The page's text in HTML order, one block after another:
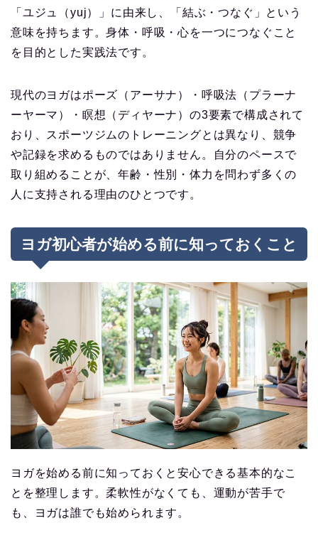
「ユジュ（yuj）」に由来し、「結ぶ・つなぐ」という
意味を持ちます。身体・呼吸・心を一つにつなぐこと
を目的とした実践法です。
現代のヨガはポーズ（アーサナ）・呼吸法（プラーナ
ーヤーマ）・瞑想（ディヤーナ）の3要素で構成されて
おり、スポーツジムのトレーニングとは異なり、競争
や記録を求めるものではありません。自分のペースで
取り組めることが、年齢・性別・体力を問わず多くの
人に支持される理由のひとつです。
ヨガ初心者が始める前に知っておくこと
ヨガを始める前に知っておくと安心できる基本的なこ
とを整理します。柔軟性がなくても、運動が苦手で
も、ヨガは誰でも始められます。